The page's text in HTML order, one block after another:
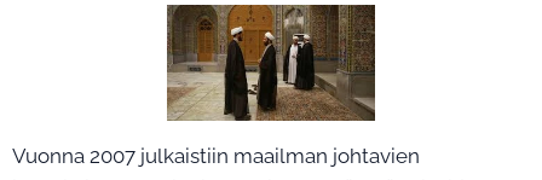
Vuonna 2007 julkaistiin maailman johtavien